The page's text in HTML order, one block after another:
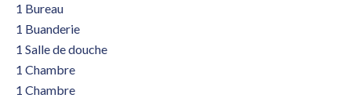
1 Bureau
1 Buanderie
1 Salle de douche
1 Chambre
1 Chambre